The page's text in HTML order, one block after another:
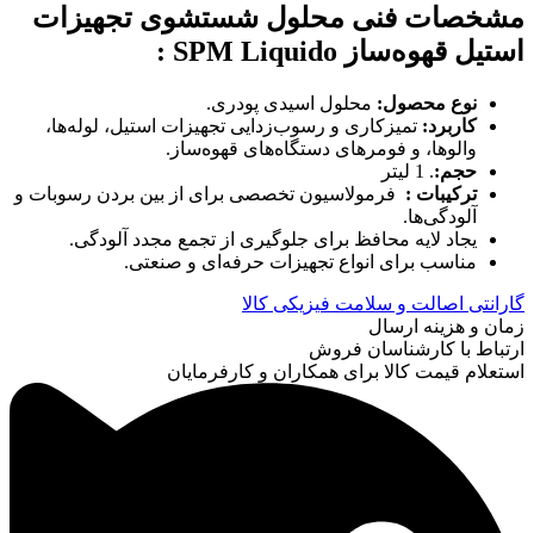
مشخصات فنی محلول شستشوی تجهیزات
استیل قهوه‌ساز SPM Liquido
:
نوع محصول: محلول اسیدی پودری.
کاربرد: تمیزکاری و رسوب‌زدایی تجهیزات استیل، لوله‌ها،
والوها، و فومرهای دستگاه‌های قهوه‌ساز.
حجم:. 1 لیتر
ترکیبات : فرمولاسیون تخصصی برای از بین بردن رسوبات و
آلودگی‌ها.
یجاد لایه محافظ برای جلوگیری از تجمع مجدد آلودگی.
مناسب برای انواع تجهیزات حرفه‌ای و صنعتی.
گارانتی اصالت و سلامت فیزیکی کالا
زمان و هزینه ارسال
ارتباط با کارشناسان فروش
استعلام قیمت کالا برای همکاران و کارفرمایان